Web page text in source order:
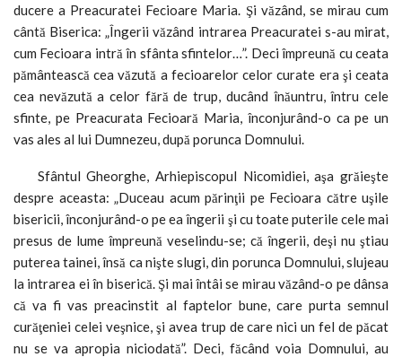
ducere a Preacuratei Fecioare Maria. Şi văzând, se mirau cum
cântă Biserica: „Îngerii văzând intrarea Preacuratei s-au mirat,
cum Fecioara intră în sfânta sfintelor…”. Deci împreună cu ceata
pământească cea văzută a fecioarelor celor curate era şi ceata
cea nevăzută a celor fără de trup, ducând înăuntru, întru cele
sfinte, pe Preacurata Fecioară Maria, înconjurând-o ca pe un
vas ales al lui Dumnezeu, după porunca Domnului.
Sfântul Gheorghe, Arhiepiscopul Nicomidiei, aşa grăieşte
despre aceasta: „Duceau acum părinţii pe Fecioara către uşile
bisericii, înconjurând-o pe ea îngerii şi cu toate puterile cele mai
presus de lume împreună veselindu-se; că îngerii, deşi nu ştiau
puterea tainei, însă ca nişte slugi, din porunca Domnului, slujeau
la intrarea ei în biserică. Şi mai întâi se mirau văzând-o pe dânsa
că va fi vas preacinstit al faptelor bune, care purta semnul
curăţeniei celei veşnice, şi avea trup de care nici un fel de păcat
nu se va apropia niciodată”. Deci, făcând voia Domnului, au